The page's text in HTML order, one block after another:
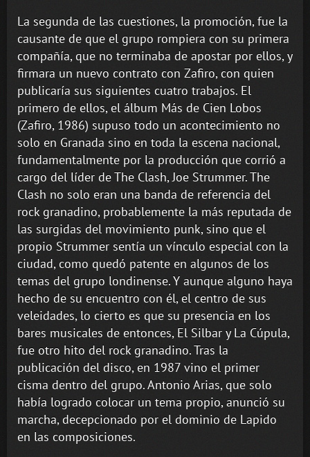
La segunda de las cuestiones, la promoción, fue la
causante de que el grupo rompiera con su primera
compañía, que no terminaba de apostar por ellos, y
firmara un nuevo contrato con Zafiro, con quien
publicaría sus siguientes cuatro trabajos. El
primero de ellos, el álbum Más de Cien Lobos
(Zafiro, 1986) supuso todo un acontecimiento no
solo en Granada sino en toda la escena nacional,
fundamentalmente por la producción que corrió a
cargo del líder de The Clash, Joe Strummer. The
Clash no solo eran una banda de referencia del
rock granadino, probablemente la más reputada de
las surgidas del movimiento punk, sino que el
propio Strummer sentía un vínculo especial con la
ciudad, como quedó patente en algunos de los
temas del grupo londinense. Y aunque alguno haya
hecho de su encuentro con él, el centro de sus
veleidades, lo cierto es que su presencia en los
bares musicales de entonces, El Silbar y La Cúpula,
fue otro hito del rock granadino. Tras la
publicación del disco, en 1987 vino el primer
cisma dentro del grupo. Antonio Arias, que solo
había logrado colocar un tema propio, anunció su
marcha, decepcionado por el dominio de Lapido
en las composiciones.